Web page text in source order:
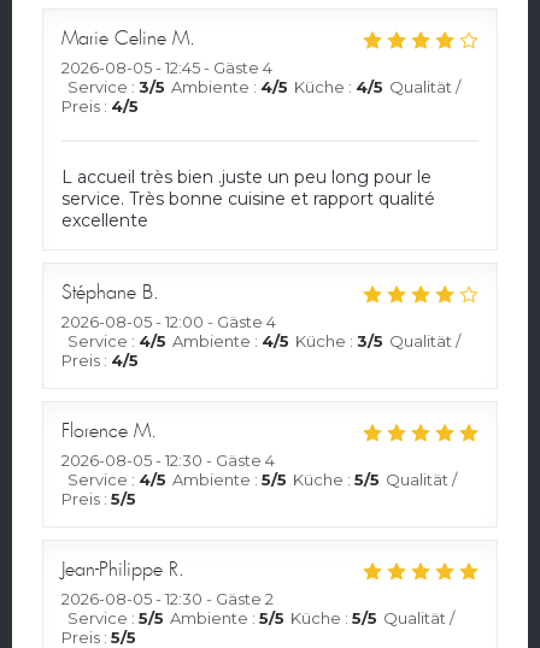
Marie Celine M
2026-08-05- 12:45 - Gäste 4
Service : 3/5 Ambiente : 4/5 Küche : 4/5 Qualität /
Preis : 4/5
L accueil très bien .juste un peu long pour le
service. Très bonne cuisine et rapport qualité
excellente
Stéphane B
2026-08-05- 12:00 - Gäste 4
Service : 4/5 Ambiente : 4/5 Küche : 3/5 Qualität /
Preis : 4/5
Florence M
2026-08-05- 12:30 - Gäste 4
Service : 4/5 Ambiente : 5/5 Küche : 5/5 Qualität /
Preis : 5/5
Jean-Philippe R
2026-08-05- 12:30 - Gäste 2
Service : 5/5 Ambiente : 5/5 Küche : 5/5 Qualität /
Preis : 5/5